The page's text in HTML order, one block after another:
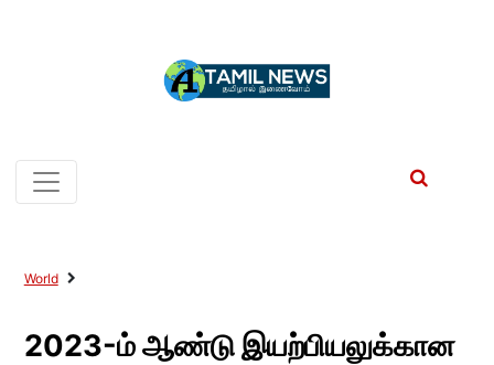
World
2023-ம் ஆண்டு இயற்பியலுக்கான